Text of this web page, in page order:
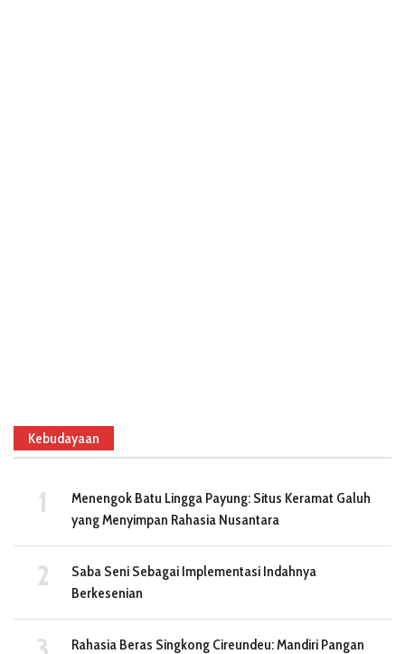
Kebudayaan
Menengok Batu Lingga Payung: Situs Keramat Galuh
yang Menyimpan Rahasia Nusantara
Saba Seni Sebagai Implementasi Indahnya
Berkesenian
Rahasia Beras Singkong Cireundeu: Mandiri Pangan